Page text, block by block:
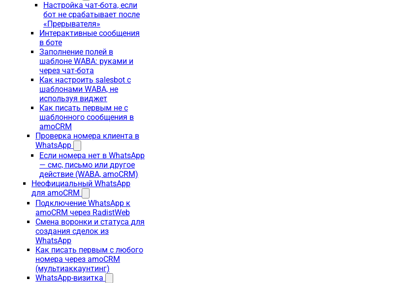
Настройка чат-бота, если
бот не срабатывает после
«Прерывателя»
Интерактивные сообщения
в боте
Заполнение полей в
шаблоне WABA: руками и
через чат-бота
Как настроить salesbot с
шаблонами WABA, не
используя виджет
Как писать первым не с
шаблонного сообщения в
amoCRM
Проверка номера клиента в
WhatsApp
Если номера нет в WhatsApp
— смс, письмо или другое
действие (WABA, amoCRM)
Неофициальный WhatsApp
для amoCRM
Подключение WhatsApp к
amoCRM через RadistWeb
Смена воронки и статуса для
создания сделок из
WhatsApp
Как писать первым с любого
номера через amoCRM
(мультиаккаунтинг)
WhatsApp-визитка